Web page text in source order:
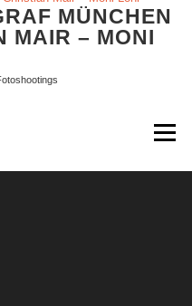
MÜNCHEN
MAIR – MONI
Menü